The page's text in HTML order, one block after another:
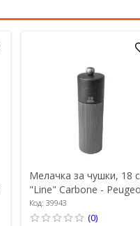
Мелачка за чушки, 18
"Line" Carbone -
Код: 39943
(0)